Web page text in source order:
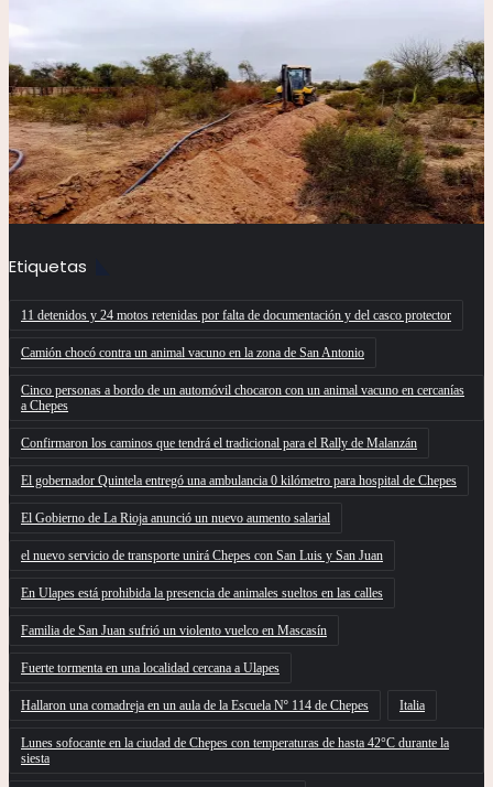
Etiquetas
11 detenidos y 24 motos retenidas por falta de documentación y del casco protector
Camión chocó contra un animal vacuno en la zona de San Antonio
Cinco personas a bordo de un automóvil chocaron con un animal vacuno en cercanías
a Chepes
Confirmaron los caminos que tendrá el tradicional para el Rally de Malanzán
El gobernador Quintela entregó una ambulancia 0 kilómetro para hospital de Chepes
El Gobierno de La Rioja anunció un nuevo aumento salarial
el nuevo servicio de transporte unirá Chepes con San Luis y San Juan
En Ulapes está prohibida la presencia de animales sueltos en las calles
Familia de San Juan sufrió un violento vuelco en Mascasín
Fuerte tormenta en una localidad cercana a Ulapes
Hallaron una comadreja en un aula de la Escuela Nº 114 de Chepes Italia
Lunes sofocante en la ciudad de Chepes con temperaturas de hasta 42°C durante la
siesta